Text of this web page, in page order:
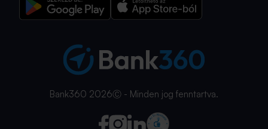
Bank360 2026Ⓒ - Minden jog fenntartva.